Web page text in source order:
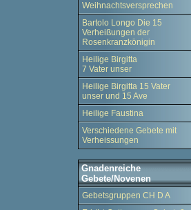
Weihnachtsversprechen
Bartolo Longo Die 15
Verheißungen der
Rosenkranzkönigin
Heilige Birgitta
7 Vater unser
Heilige Birgitta 15 Vater
unser und 15 Ave
Heilige Faustina
Verschiedene Gebete mit
Verheissungen
Gnadenreiche
Gebete/Novenen
Gebetsgruppen CH D A